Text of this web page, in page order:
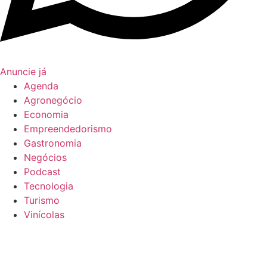
Anuncie já
Agenda
Agronegócio
Economia
Empreendedorismo
Gastronomia
Negócios
Podcast
Tecnologia
Turismo
Vinícolas